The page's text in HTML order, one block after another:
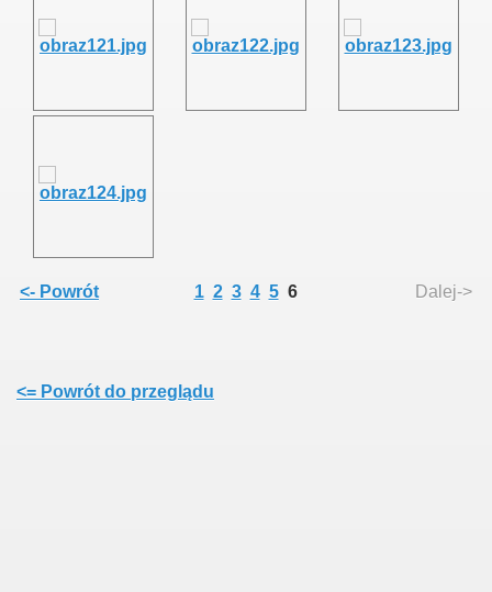
<- Powrót 1 2 3 4 5 6 Dalej->
<= Powrót do przeglądu